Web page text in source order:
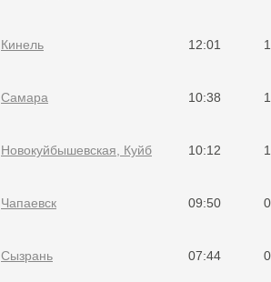
Кинель 12:01
Самара 10:38
Новокуйбышевская, Куйб 10:12
Чапаевск 09:50
Сызрань 07:44